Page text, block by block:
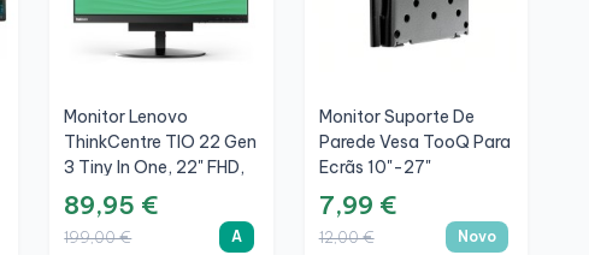
Monitor Lenovo
ThinkCentre TIO 22 Gen
3 Tiny In One, 22" FHD,
A
89,95 €
199,00 € A
Monitor Suporte De
Parede Vesa TooQ Para
Ecrãs 10"-27"
LP1023F-B
50x50/75x75/100x100mm,
Preto, Novo
7,99 €
12,00 € Novo